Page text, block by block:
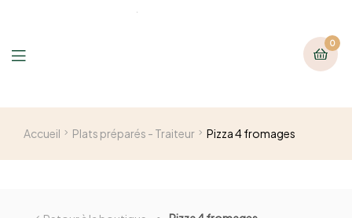
0
Accueil Plats préparés - Traiteur Pizza 4 fromages